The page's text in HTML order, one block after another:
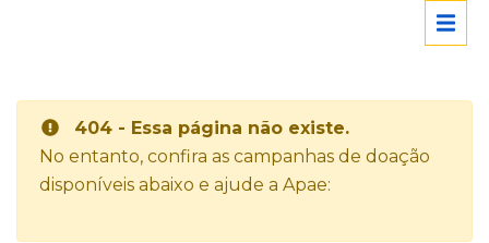
404 - Essa página não existe.
No entanto, confira as campanhas de doação
disponíveis abaixo e ajude a Apae: